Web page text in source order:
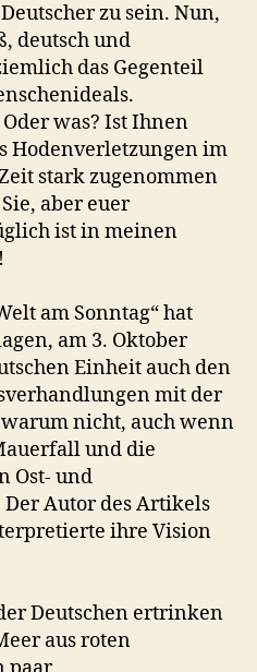
zu sein. Nun,
deutsch und
das Gegenteil
was? Ist Ihnen
Hodenverletzungen im
stark zugenommen
aber euer
ist in meinen
am Sonntag“ hat
am 3. Oktober
Einheit auch den
mit der
nicht, auch wenn
und die
Ost- und
Autor des Artikels
ihre Vision
Deutschen ertrinken
aus roten